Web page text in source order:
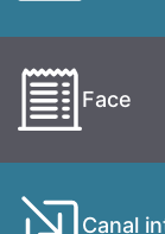
Face
Canal